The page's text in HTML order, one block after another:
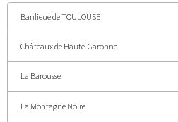
Banlieue de TOULOUSE
Châteaux de Haute-Garonne
La Barousse
La Montagne Noire